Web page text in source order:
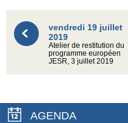
vendredi 19 juillet
2019
Atelier de restitution du
programme européen
JESR, 3 juillet 2019
AGENDA